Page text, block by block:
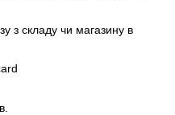
з складу чи магазину в